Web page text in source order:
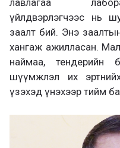
лавлагаа
үйлдвэрлэгчээс нь
заалт бий. Энэ
хангаж ажилласан.
наймаа, тендерийн
шүүмжлэл их
үзэхэд үнэхээр тийм